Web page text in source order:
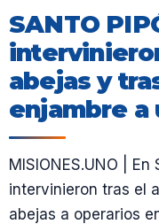
SANTO
abejas y
enjambre a
MISIONES.UNO |
intervinieron tras el
abejas a operarios